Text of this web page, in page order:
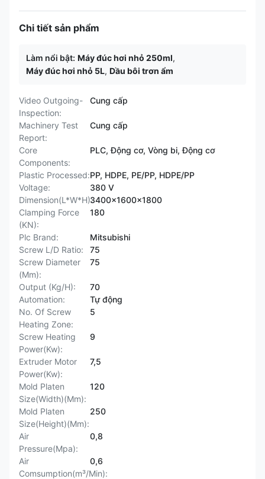
Chi tiết sản phẩm
Làm nổi bật: Máy đúc hơi nhỏ 250ml,
Máy đúc hơi nhỏ 5L, Dầu bôi trơn ẩm
Video Outgoing-
Inspection:
Cung cấp
Machinery Test
Report:
Cung cấp
Core
Components:
PLC, Động cơ, Vòng bi, Động cơ
Plastic Processed:PP, HDPE, PE/PP, HDPE/PP
Voltage:
380 V
Dimension(L*W*H):3400x1600x1800
Clamping Force
(KN):
180
Plc Brand:
Mitsubishi
Screw L/D Ratio:
75
Screw Diameter
(Mm):
75
Output (Kg/H):
70
Automation:
Tự động
No. Of Screw
Heating Zone:
5
Screw Heating
Power(Kw):
9
Extruder Motor
Power(Kw):
7,5
Mold Platen
Size(Width)(Mm):
120
Mold Platen
Size(Height)(Mm):
250
Air
Pressure(Mpa):
0,8
Air
Comsumption(m³/Min):
0,6